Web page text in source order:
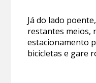
Já do lado
restantes meios,
estacionamento
bicicletas e gare